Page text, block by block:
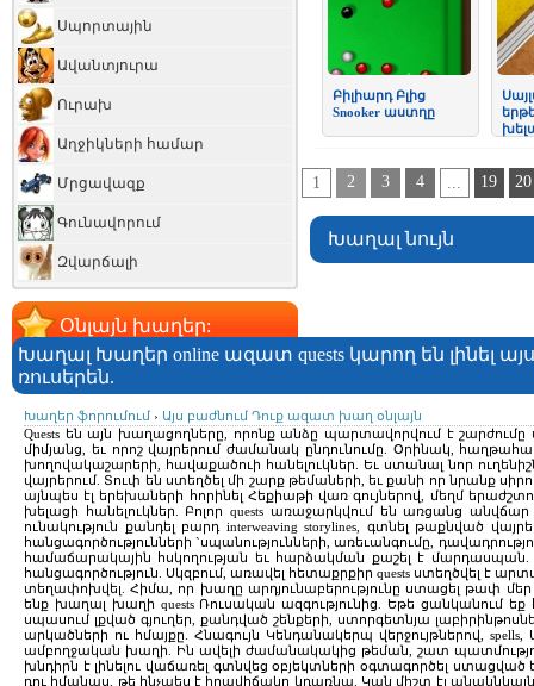
Խաղալ Խաղեր online ազատ quests կարող են լինել
ռուսերեն.
Խաղեր ֆորումում › Այս բաժնում Դուք ազատ խաղ օնլայն
Quests են այն խաղացողները, որոնք անձը պարտավորվում է
միմյանց, եւ որոշ վայրերում ժամանակ ընդունումը. Օրինակ,
խողովակաշարերի, հավաքածուի հանելուկներ. Եւ ստանալ նոր
վայրերում. Տուփ են ստեղծել մի շարք թեմաների, եւ քանի որ նրանք
այնպես էլ երեխաների հորինել Հեքիաթի վառ գույներով, մեղմ
խելացի հանելուկներ. Բոլոր quests առաջարկվում են առցանց
ունակություն քանդել բարդ interweaving storylines, գտնել թաքնված
հանցագործությունների `սպանությունների, առեւանգումը,
համաճարակային հսկողության եւ հարձակման քաշել է մարդասպան.
հանցագործություն. Սկզբում, առավել հետաքրքիր quests ստեղծվել է
տեղափոխվել. Հիմա, որ խաղը արդյունաբերությունը ստացել թափ
ենք խաղալ խաղի quests Ռուսական ազգությունից. Եթե ​​ցանկանում եք
սպասում լքված գյուղեր, քանդված շենքերի, ստորգետնյա
արկածների ու հմայքը. Հնագույն Կենդանակերպ վերջույթներով,
ամբողջական խաղի. Ին ավելի ժամանակակից թեման, շատ
խնդիրն է լինելու վաճառել գտնվեց օբյեկտների օգտագործել ստացված
դու իմանաս, թե ինչպես է իրավիճակը կդառնա. Կան միշտ էլ
Սպորտային
Ավանտյուրա
Ուրախ
Աղջիկների համար
Մրցավազք
Գունավորում
Զվարճալի
Օնլայն խաղեր:
Բիլիարդ Բլից
Snooker աստղը
1 2 3 4 ... 19 20
Խաղալ նույն